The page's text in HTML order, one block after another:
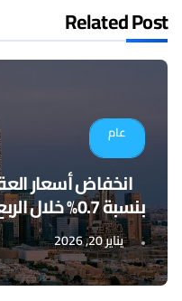
Related Post
عام
انخفاض أسعار
بنسبة 0.7% خلال الربع الرابع من عام 2025
يناير 20, 2026